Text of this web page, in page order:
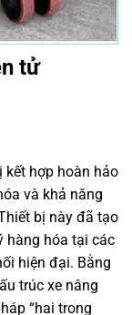
tử
hợp hoàn hảo
và khả năng
bị này đã tạo
hàng hóa tại các
hiện đại. Bằng
trúc xe nâng
“hai trong